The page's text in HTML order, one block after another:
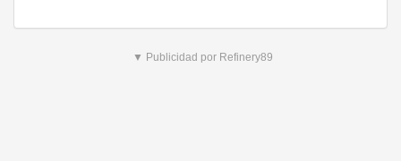
▼ Publicidad por Refinery89